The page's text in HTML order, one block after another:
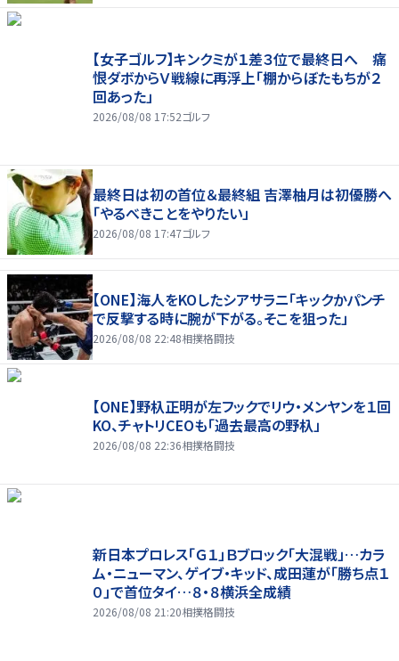
【女子ゴルフ】キンクミが１差３位で最終日へ 痛
恨ダボからＶ戦線に再浮上「棚からぼたもちが２
回あった」
2026/08/08 17:52ゴルフ
最終日は初の首位＆最終組 吉澤柚月は初優勝へ
「やるべきことをやりたい」
2026/08/08 17:47ゴルフ
【ONE】海人をKOしたシアサラニ「キックかパンチ
で反撃する時に腕が下がる。そこを狙った」
2026/08/08 22:48相撲格闘技
【ONE】野杁正明が左フックでリウ・メンヤンを１回
KO、チャトリCEOも「過去最高の野杁」
2026/08/08 22:36相撲格闘技
新日本プロレス「Ｇ１」Ｂブロック「大混戦」…カラ
ム・ニューマン、ゲイブ・キッド、成田蓮が「勝ち点１
０」で首位タイ…８・８横浜全成績
2026/08/08 21:20相撲格闘技